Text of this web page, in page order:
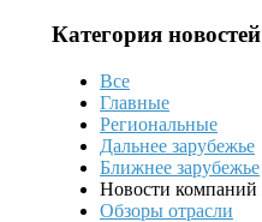
Категория новостей
Все
Главные
Региональные
Дальнее зарубежье
Ближнее зарубежье
Новости компаний
Обзоры отрасли